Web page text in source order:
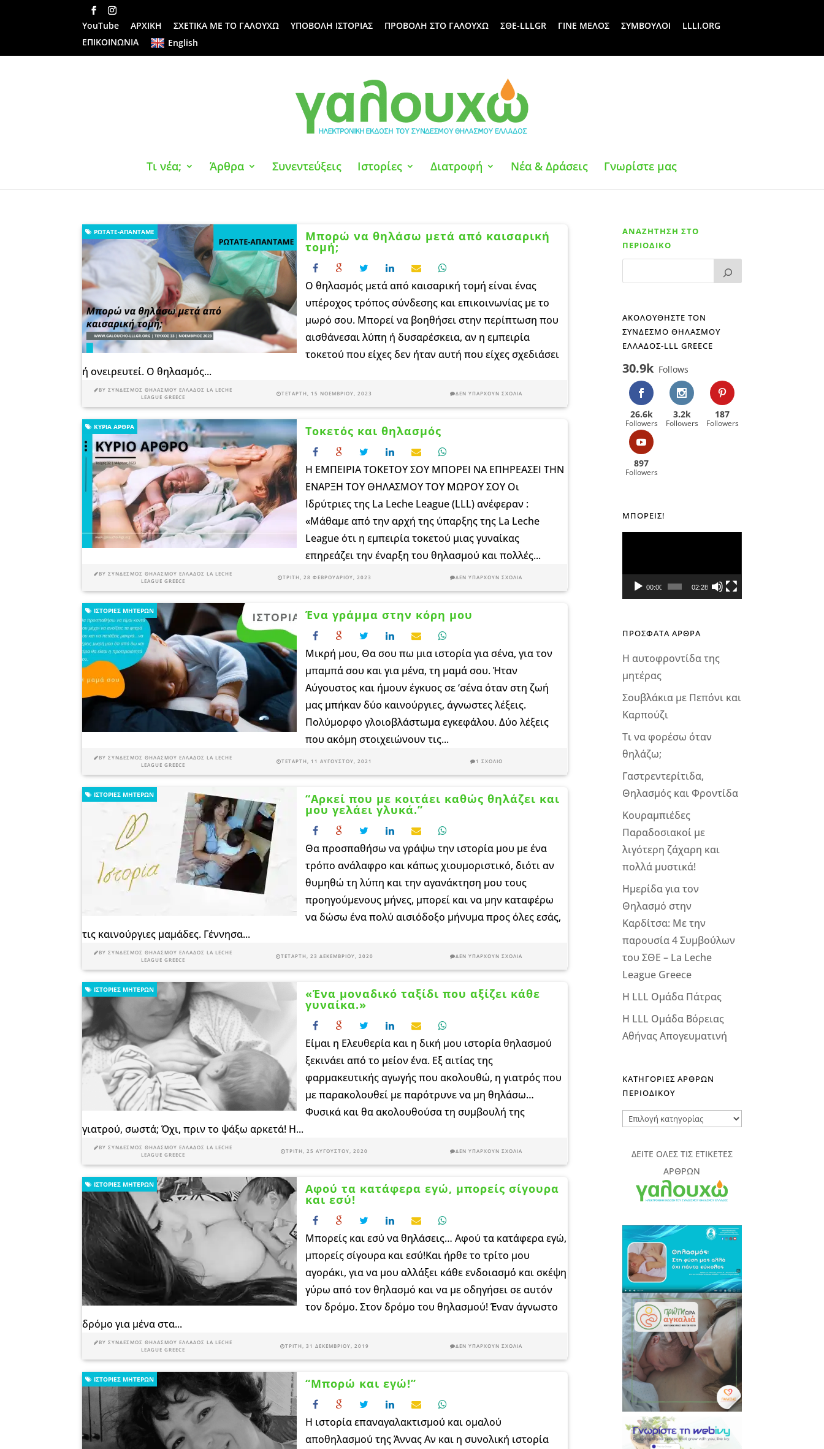
YouTube ΑΡΧΙΚΗ ΣΧΕΤΙΚΑ ΜΕ ΤΟ ΓΑΛΟΥΧΩ ΥΠΟΒΟΛΗ ΙΣΤΟΡΙΑΣ ΠΡΟΒΟΛΗ ΣΤΟ ΓΑΛΟΥΧΩ ΣΘΕ-LLLGR ΓΙΝΕ ΜΕΛΟΣ ΣΥΜΒΟΥΛΟΙ
LLLI.ORG
ΕΠΙΚΟΙΝΩΝΙΑ
English
Τι νέα; Άρθρα Συνεντεύξεις Ιστορίες Διατροφή Νέα & Δράσεις Γνωρίστε μας
Μπορώ να θηλάσω μετά από καισαρική
τομή;
ΡΩΤΆΤΕ-ΑΠΑΝΤΆΜΕ
Ο θηλασμός μετά από καισαρική τομή είναι ένας
υπέροχος τρόπος σύνδεσης και επικοινωνίας με το
μωρό σου. Μπορεί να βοηθήσει στην περίπτωση που
αισθάνεσαι λύπη ή δυσαρέσκεια, αν η εμπειρία
τοκετού που είχες δεν ήταν αυτή που είχες σχεδιάσει
ή ονειρευτεί. Ο θηλασμός...
BY ΣΎΝΔΕΣΜΟΣ ΘΗΛΑΣΜΟΎ ΕΛΛΆΔΟΣ LA LECHE
LEAGUE GREECE
ΤΕΤΆΡΤΗ, 15 ΝΟΕΜΒΡΊΟΥ, 2023 ΔΕΝ ΥΠΆΡΧΟΥΝ ΣΧΌΛΙΑ
Τοκετός και θηλασμός
ΚΎΡΙΑ ΆΡΘΡΑ
Η ΕΜΠΕΙΡΙΑ ΤΟΚΕΤΟΥ ΣΟΥ ΜΠΟΡΕΙ ΝΑ ΕΠΗΡΕΑΣΕΙ ΤΗΝ
ΕΝΑΡΞΗ ΤΟΥ ΘΗΛΑΣΜΟΥ ΤΟΥ ΜΩΡΟΥ ΣΟΥ Οι
Ιδρύτριες της La Leche League (LLL) ανέφεραν :
«Μάθαμε από την αρχή της ύπαρξης της La Leche
League ότι η εμπειρία τοκετού μιας γυναίκας
επηρεάζει την έναρξη του θηλασμού και πολλές...
BY ΣΎΝΔΕΣΜΟΣ ΘΗΛΑΣΜΟΎ ΕΛΛΆΔΟΣ LA LECHE
LEAGUE GREECE
ΤΡΊΤΗ, 28 ΦΕΒΡΟΥΑΡΊΟΥ, 2023 ΔΕΝ ΥΠΆΡΧΟΥΝ ΣΧΌΛΙΑ
Ένα γράμμα στην κόρη μου
ΙΣΤΟΡΊΕΣ ΜΗΤΈΡΩΝ
Μικρή μου, Θα σου πω μια ιστορία για σένα, για τον
μπαμπά σου και για μένα, τη μαμά σου. Ήταν
Αύγουστος και ήμουν έγκυος σε ‘σένα όταν στη ζωή
μας μπήκαν δύο καινούργιες, άγνωστες λέξεις.
Πολύμορφο γλοιοβλάστωμα εγκεφάλου. Δύο λέξεις
που ακόμη στοιχειώνουν τις...
BY ΣΎΝΔΕΣΜΟΣ ΘΗΛΑΣΜΟΎ ΕΛΛΆΔΟΣ LA LECHE
LEAGUE GREECE
ΤΕΤΆΡΤΗ, 11 ΑΥΓΟΎΣΤΟΥ, 2021 1 ΣΧΌΛΙΟ
“Αρκεί που με κοιτάει καθώς θηλάζει και
μου γελάει γλυκά.”
ΙΣΤΟΡΊΕΣ ΜΗΤΈΡΩΝ
Θα προσπαθήσω να γράψω την ιστορία μου με ένα
τρόπο ανάλαφρο και κάπως χιουμοριστικό, διότι αν
θυμηθώ τη λύπη και την αγανάκτηση μου τους
προηγούμενους μήνες, μπορεί και να μην καταφέρω
να δώσω ένα πολύ αισιόδοξο μήνυμα προς όλες εσάς,
τις καινούργιες μαμάδες. Γέννησα...
BY ΣΎΝΔΕΣΜΟΣ ΘΗΛΑΣΜΟΎ ΕΛΛΆΔΟΣ LA LECHE
LEAGUE GREECE
ΤΕΤΆΡΤΗ, 23 ΔΕΚΕΜΒΡΊΟΥ, 2020 ΔΕΝ ΥΠΆΡΧΟΥΝ ΣΧΌΛΙΑ
«Ένα μοναδικό ταξίδι που αξίζει κάθε
γυναίκα.»
ΙΣΤΟΡΊΕΣ ΜΗΤΈΡΩΝ
Είμαι η Ελευθερία και η δική μου ιστορία θηλασμού
ξεκινάει από το μείον ένα. Εξ αιτίας της
φαρμακευτικής αγωγής που ακολουθώ, η γιατρός που
με παρακολουθεί με παρότρυνε να μη θηλάσω…
Φυσικά και θα ακολουθούσα τη συμβουλή της
γιατρού, σωστά; Όχι, πριν το ψάξω αρκετά! Η...
BY ΣΎΝΔΕΣΜΟΣ ΘΗΛΑΣΜΟΎ ΕΛΛΆΔΟΣ LA LECHE
LEAGUE GREECE
ΤΡΊΤΗ, 25 ΑΥΓΟΎΣΤΟΥ, 2020 ΔΕΝ ΥΠΆΡΧΟΥΝ ΣΧΌΛΙΑ
Αφού τα κατάφερα εγώ, μπορείς σίγουρα
και εσύ!
ΙΣΤΟΡΊΕΣ ΜΗΤΈΡΩΝ
Μπορείς και εσύ να θηλάσεις… Αφού τα κατάφερα εγώ,
μπορείς σίγουρα και εσύ!Και ήρθε το τρίτο μου
αγοράκι, για να μου αλλάξει κάθε ενδοιασμό και σκέψη
γύρω από τον θηλασμό και να με οδηγήσει σε αυτόν
τον δρόμο. Στον δρόμο του θηλασμού! Έναν άγνωστο
δρόμο για μένα στα...
BY ΣΎΝΔΕΣΜΟΣ ΘΗΛΑΣΜΟΎ ΕΛΛΆΔΟΣ LA LECHE
LEAGUE GREECE
ΤΡΊΤΗ, 31 ΔΕΚΕΜΒΡΊΟΥ, 2019 ΔΕΝ ΥΠΆΡΧΟΥΝ ΣΧΌΛΙΑ
“Μπορώ και εγώ!”
ΙΣΤΟΡΊΕΣ ΜΗΤΈΡΩΝ
Η ιστορία επαναγαλακτισμού και ομαλού
αποθηλασμού της Άννας Αν και η συνολική ιστορία
ΑΝΑΖΗΤΗΣΗ ΣΤΟ
ΠΕΡΙΟΔΙΚΟ
ΑΚΟΛΟΥΘΗΣΤΕ ΤΟΝ
ΣΥΝΔΕΣΜΟ ΘΗΛΑΣΜΟΥ
ΕΛΛΑΔΟΣ-LLL GREECE
30.9k Follows
26.6k
Followers
3.2k
Followers
187
Followers
897
Followers
ΜΠΟΡΕΊΣ!
Βίντεο
00:00 02:28
ΠΡΟΣΦΑΤΑ ΑΡΘΡΑ
Η αυτοφροντίδα της
μητέρας
Σουβλάκια με Πεπόνι και
Καρπούζι
Τι να φορέσω όταν
θηλάζω;
Γαστρεντερίτιδα,
Θηλασμός και Φροντίδα
Κουραμπιέδες
Παραδοσιακοί με
λιγότερη ζάχαρη και
πολλά μυστικά!
Ημερίδα για τον
Θηλασμό στην
Καρδίτσα: Με την
παρουσία 4 Συμβούλων
του ΣΘΕ – La Leche
League Greece
Η LLL Ομάδα Πάτρας
Η LLL Ομάδα Βόρειας
Αθήνας Απογευματινή
ΚΑΤΗΓΟΡΙΕΣ ΑΡΘΡΩΝ
ΠΕΡΙΟΔΙΚΟΥ
ΚΑΤΗΓΟΡΙΕΣ
ΠΕΡΙΟΔΙΚΟΥ
ΔΕΙΤΕ ΟΛΕΣ ΤΙΣ ΕΤΙΚΕΤΕΣ
ΑΡΘΡΩΝ